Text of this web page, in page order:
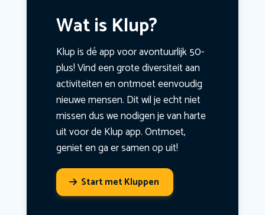
Wat is Klup?
Klup is dé app voor avontuurlijk 50-
plus! Vind een grote diversiteit aan
activiteiten en ontmoet eenvoudig
nieuwe mensen. Dit wil je echt niet
missen dus we nodigen je van harte
uit voor de Klup app. Ontmoet,
geniet en ga er samen op uit!
Start met Kluppen